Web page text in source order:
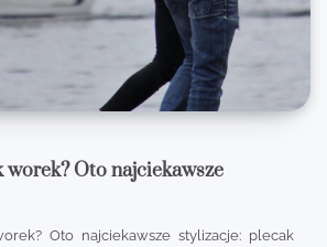
worek? Oto najciekawsze
Oto najciekawsze stylizacje: plecak